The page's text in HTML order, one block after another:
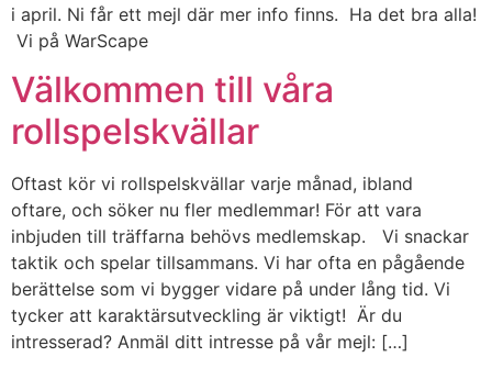
i april. Ni får ett mejl där mer info finns. Ha det bra alla!
Vi på WarScape
Välkommen till våra
rollspelskvällar
Oftast kör vi rollspelskvällar varje månad, ibland
oftare, och söker nu fler medlemmar! För att vara
inbjuden till träffarna behövs medlemskap. Vi snackar
taktik och spelar tillsammans. Vi har ofta en pågående
berättelse som vi bygger vidare på under lång tid. Vi
tycker att karaktärsutveckling är viktigt! Är du
intresserad? Anmäl ditt intresse på vår mejl: […]